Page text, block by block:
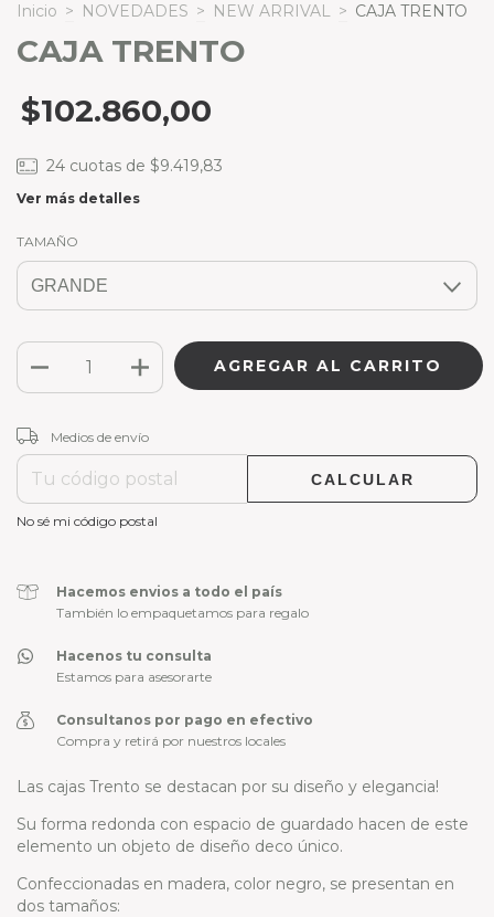
Inicio > NOVEDADES > NEW ARRIVAL > CAJA TRENTO
CAJA TRENTO
$102.860,00
24 cuotas de $9.419,83
Ver más detalles
TAMAÑO
Entregas para el CP:
Medios de envío
CALCULAR
No sé mi código postal
Hacemos envios a todo el país
También lo empaquetamos para regalo
Hacenos tu consulta
Estamos para asesorarte
Consultanos por pago en efectivo
Compra y retirá por nuestros locales
Las cajas Trento se destacan por su diseño y elegancia!
Su forma redonda con espacio de guardado hacen de este
elemento un objeto de diseño deco único.
Confeccionadas en madera, color negro, se presentan en
dos tamaños: